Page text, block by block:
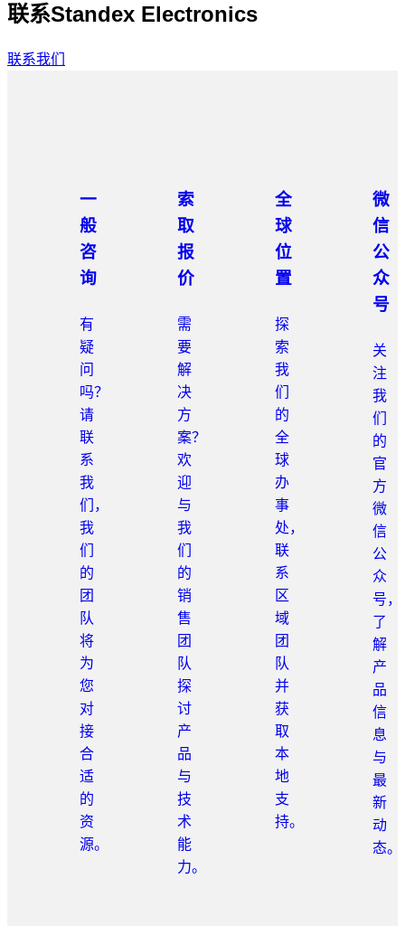
联系Standex Electronics
联系我们
一
般
咨
询
有
疑
问
吗？
请
联
系
我
们，
我
们
的
团
队
将
为
您
对
接
合
适
的
资
源。
索
取
报
价
需
要
解
决
方
案？
欢
迎
与
我
们
的
销
售
团
队
探
讨
产
品
与
技
术
能
力。
全
球
位
置
探
索
我
们
的
全
球
办
事
处，
联
系
区
域
团
队
并
获
取
本
地
支
持。
微
信
公
众
号
关
注
我
们
的
官
方
微
信
公
众
号，
了
解
产
品
信
息
与
最
新
动
态。